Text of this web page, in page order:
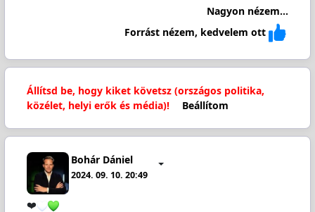
Nagyon nézem...
Forrást nézem, kedvelem ott
Állítsd be, hogy kiket követsz (országos politika,
közélet, helyi erők és média)!
Beállítom
Bohár Dániel
2024. 09. 10. 20:49
❤️